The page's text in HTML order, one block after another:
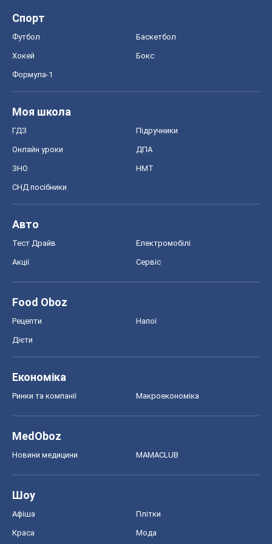
Спорт
Футбол Баскетбол
Хокей Бокс
Формула-1
Моя школа
ГДЗ Підручники
Онлайн уроки ДПА
ЗНО НМТ
СНД посібники
Авто
Тест Драйв Електромобілі
Акції Сервіс
Food Oboz
Рецепти Напої
Дієти
Економіка
Ринки та компанії Макроекономіка
MedOboz
Новини медицини MAMACLUB
Шоу
Афіша Плітки
Краса Мода